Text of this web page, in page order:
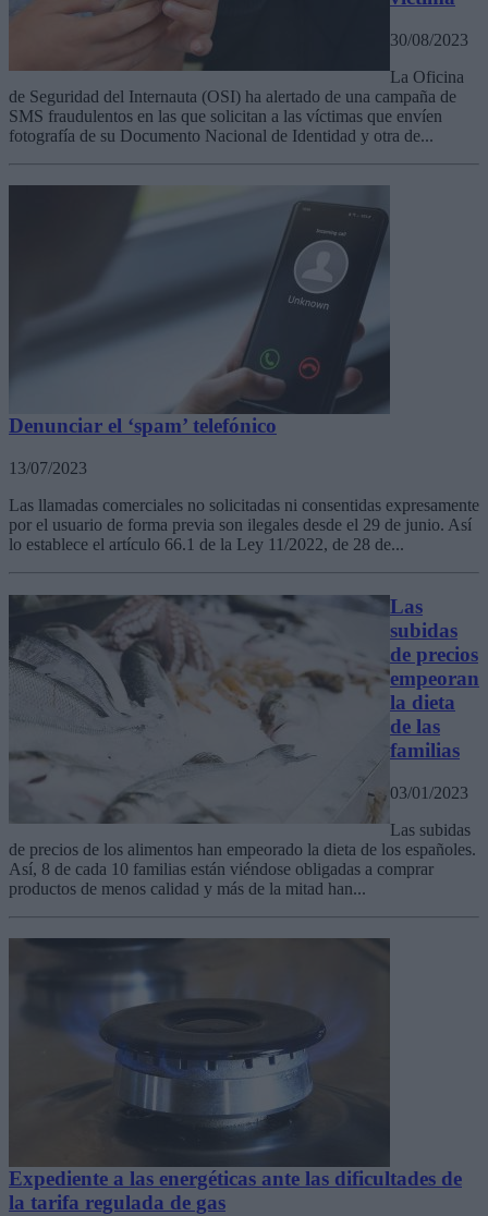
30/08/2023
La Oficina
de Seguridad del Internauta (OSI) ha alertado de una campaña de
SMS fraudulentos en las que solicitan a las víctimas que envíen
fotografía de su Documento Nacional de Identidad y otra de...
Denunciar el ‘spam’ telefónico
13/07/2023
Las llamadas comerciales no solicitadas ni consentidas expresamente
por el usuario de forma previa son ilegales desde el 29 de junio. Así
lo establece el artículo 66.1 de la Ley 11/2022, de 28 de...
Las
subidas
de precios
empeoran
la dieta
de las
familias
03/01/2023
Las subidas
de precios de los alimentos han empeorado la dieta de los españoles.
Así, 8 de cada 10 familias están viéndose obligadas a comprar
productos de menos calidad y más de la mitad han...
Expediente a las energéticas ante las dificultades de
la tarifa regulada de gas